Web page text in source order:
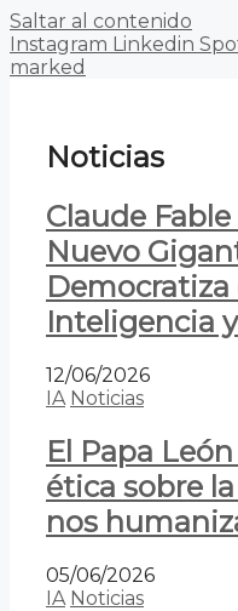
Saltar al contenido
Instagram Linkedin
marked
Noticias
Claude
Nuevo
Inteligencia
12/06/2026
IA Noticias
El Papa
ética sobre
nos
05/06/2026
IA Noticias